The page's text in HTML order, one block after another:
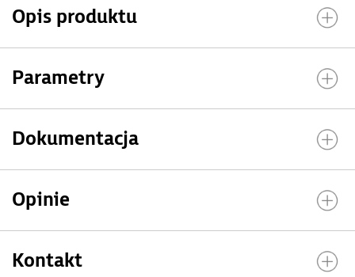
Opis produktu
Parametry
Dokumentacja
Opinie
Kontakt